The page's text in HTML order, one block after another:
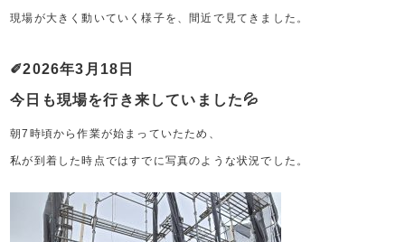
現場が大きく動いていく様子を、間近で見てきました。
✐2026年3月18日
今日も現場を行き来していました💦
朝7時頃から作業が始まっていたため、
私が到着した時点ではすでに写真のような状況でした。